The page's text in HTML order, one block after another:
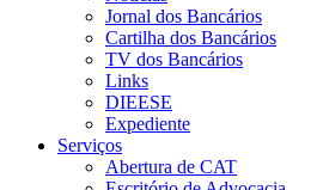
Jornal dos Bancários
Cartilha dos Bancários
TV dos Bancários
Links
DIEESE
Expediente
Serviços
Abertura de CAT